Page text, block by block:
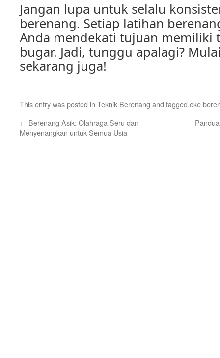
Jangan lupa untuk selalu
berenang. Setiap latihan
Anda mendekati tujuan memiliki
bugar. Jadi, tunggu apalagi?
sekarang juga!
This entry was posted in Teknik Berenang and tagged oke
← Berenang Asik: Olahraga Seru dan
Menyenangkan untuk Semua Usia